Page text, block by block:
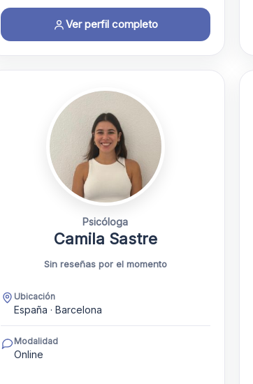
Ver perfil completo
Psicóloga
Camila Sastre
Sin reseñas por el momento
Ubicación
España · Barcelona
Modalidad
Online